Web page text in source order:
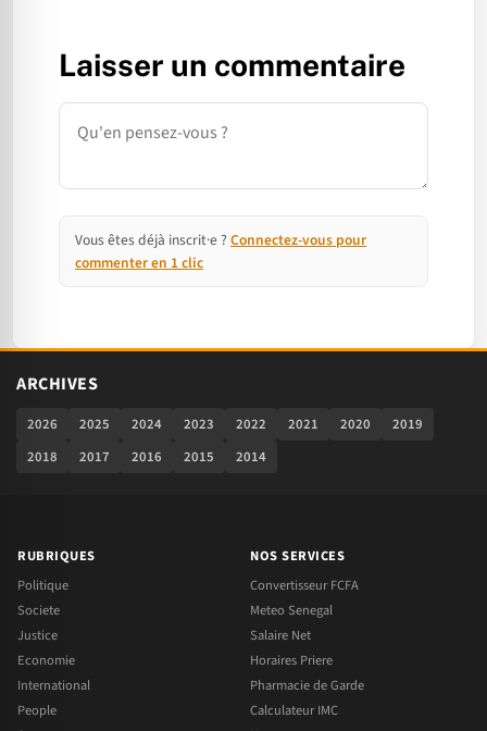
Laisser un commentaire
Commentaire
Vous êtes déjà inscrit·e ? Connectez-vous pour
commenter en 1 clic
ARCHIVES
2026 2025 2024 2023 2022 2021 2020
2019
2018
2017 2016 2015 2014
RUBRIQUES
Politique
Societe
Justice
Economie
International
People
NOS SERVICES
Convertisseur FCFA
Meteo Senegal
Salaire Net
Horaires Priere
Pharmacie de Garde
Calculateur IMC